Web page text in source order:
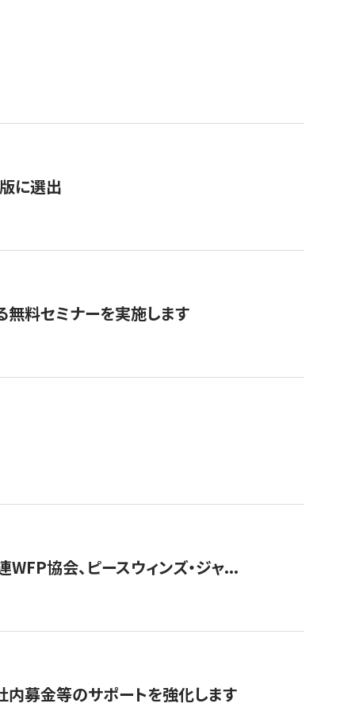
に選出
無料セミナーを実施します
協会、ピースウィンズ・ジャ...
内募金等のサポートを強化します